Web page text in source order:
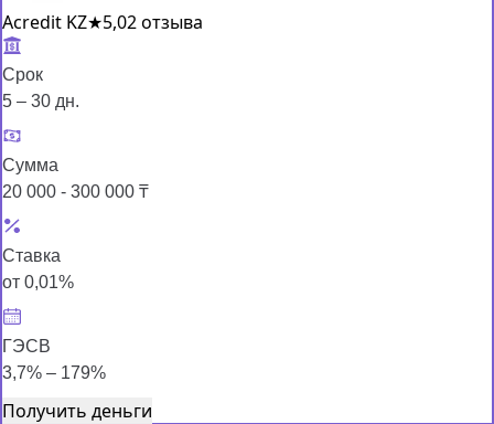
Acredit KZ★5,02 отзыва
Срок
5 – 30 дн.
Сумма
20 000 - 300 000 ₸
Ставка
от 0,01%
ГЭСВ
3,7% – 179%
Получить деньги